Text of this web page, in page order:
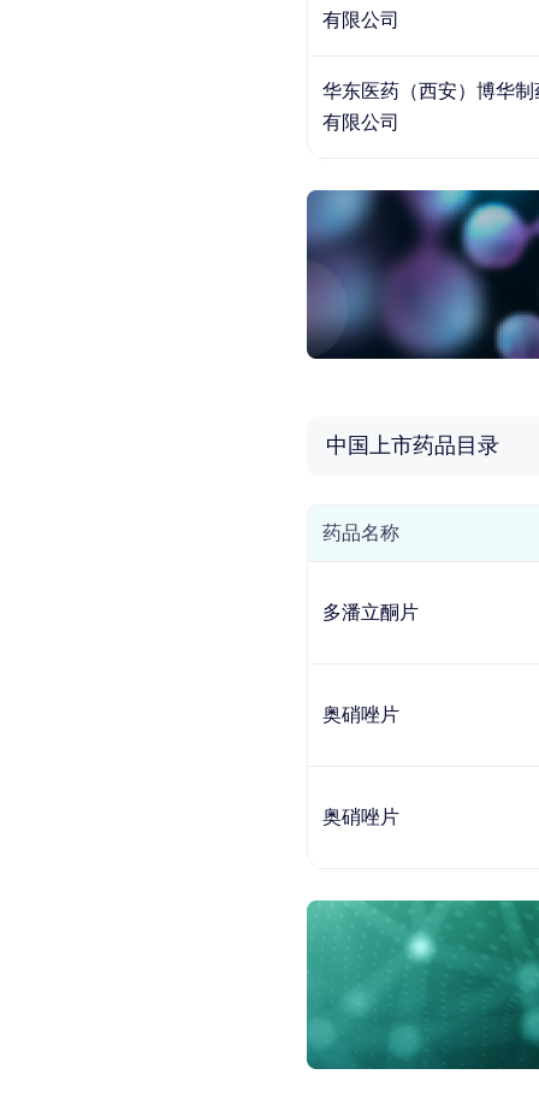
有限公司
华东医药（西安）博华制
有限公司
中国上市药品目录
药品名称
多潘立酮片
奥硝唑片
奥硝唑片